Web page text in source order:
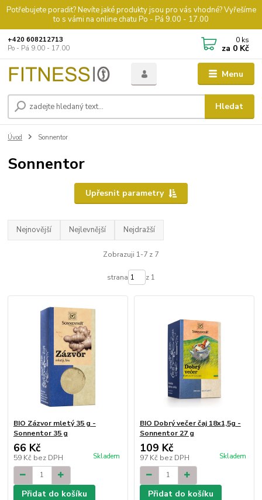
Potřebujete poradit? Nevíte jaké produkty jsou pro vás vhodné? Vyřešíme
to s vámi na online chatu Po - Pá 9.00 - 17.00
Menu
Hledat
+420 608212713
Po - Pá 9.00 - 17.00
0 ks
za 0 Kč
Úvod Sonnentor
Sonnentor
Upřesnit parametry
Nejnovější Nejlevnější Nejdražší
Zobrazuji 1-7 z 7
strana z 1
BIO Zázvor mletý 35 g -
Sonnentor 35 g
66 Kč
59 Kč bez DPH Skladem
Přidat do košíku
BIO Dobrý večer čaj 18x1,5g -
Sonnentor 27 g
109 Kč
97 Kč bez DPH Skladem
Přidat do košíku